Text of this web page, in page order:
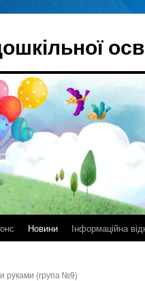
Новини Інформаційна
руками (група №9)